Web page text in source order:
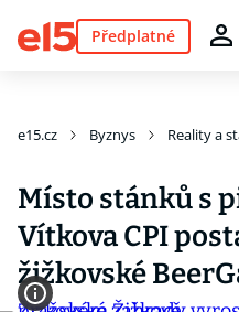
Předplatné
e15.cz Byznys Reality a
Místo stánků s
Vítkova CPI
žižkovské